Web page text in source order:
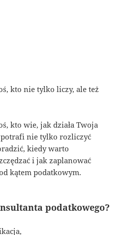
kto nie tylko liczy, ale też
kto wie, jak działa Twoja
nie tylko rozliczyć
kiedy warto
i jak zaplanować
kątem podatkowym.
podatkowego?